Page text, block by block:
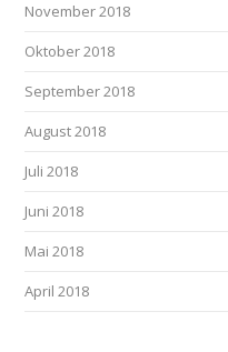
November 2018
Oktober 2018
September 2018
August 2018
Juli 2018
Juni 2018
Mai 2018
April 2018